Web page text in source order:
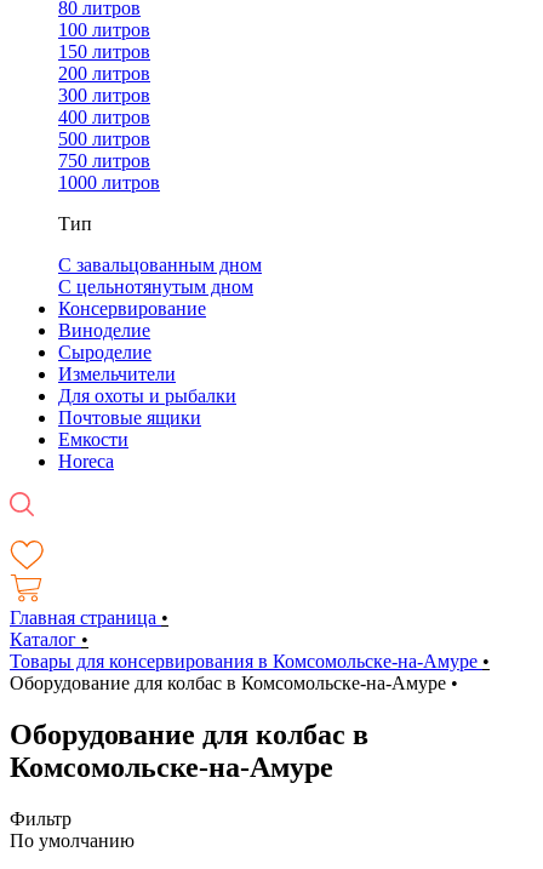
80 литров
100 литров
150 литров
200 литров
300 литров
400 литров
500 литров
750 литров
1000 литров
Тип
С завальцованным дном
С цельнотянутым дном
Консервирование
Виноделие
Сыроделие
Измельчители
Для охоты и рыбалки
Почтовые ящики
Емкости
Horeca
Главная страница •
Каталог •
Товары для консервирования в Комсомольске-на-Амуре •
Оборудование для колбас в Комсомольске-на-Амуре •
Оборудование для колбас в
Комсомольске-на-Амуре
Фильтр
По умолчанию